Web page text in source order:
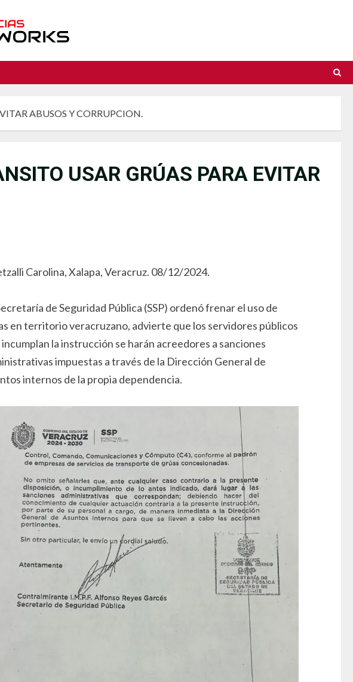
ABUSOS Y CORRUPCION.
USAR GRÚAS PARA EVITAR
Carolina, Xalapa, Veracruz. 08/12/2024.
de Seguridad Pública (SSP) ordenó frenar el uso de
en territorio veracruzano, advierte que los servidores públicos
incumplan la instrucción se harán acreedores a sanciones
impuestas a través de la Dirección General de
internos de la propia dependencia.